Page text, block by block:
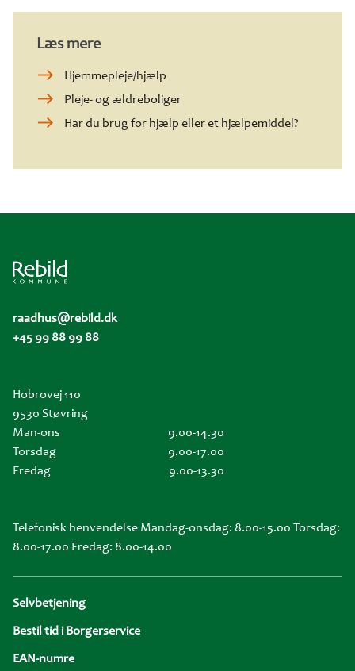
Læs mere
Hjemmepleje/hjælp
Pleje- og ældreboliger
Har du brug for hjælp eller et hjælpemiddel?
raadhus@rebild.dk
+45 99 88 99 88
Hobrovej 110
9530 Støvring
Man-ons
9.00-14.30
Torsdag
9.00-17.00
Fredag
9.00-13.30
Telefonisk henvendelse Mandag-onsdag: 8.00-15.00 Torsdag:
8.00-17.00 Fredag: 8.00-14.00
Selvbetjening
Bestil tid i Borgerservice
EAN-numre